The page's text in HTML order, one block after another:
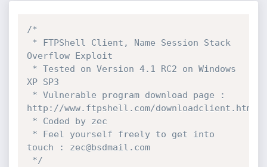
/*
Overflow Exploit
XP SP3
http://www.ftpshell.com/downloadclient.htm
touch : zec@bsdmail.com
*/